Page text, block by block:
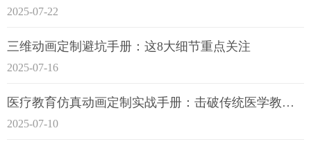
2025-07-22
三维动画定制避坑手册：这8大细节重点关注
2025-07-16
医疗教育仿真动画定制实战手册：击破传统医学教育7大痛点
2025-07-10